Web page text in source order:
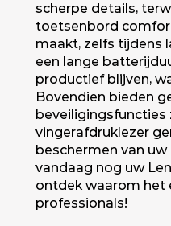
scherpe details,
toetsenbord
maakt, zelfs tijdens
een lange
productief blijven,
Bovendien bieden
beveiligingsfuncties
vingerafdruklezer
beschermen van
vandaag nog uw
ontdek waarom het
professionals!